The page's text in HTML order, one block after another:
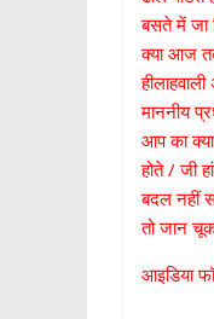
बसते में जा
क्या आज
माननीय
आप का
होते / जी
बदल नहीं
तो जान
आइडिया